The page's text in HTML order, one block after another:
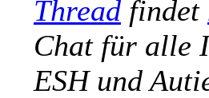
Thread findet
Chat für alle
ESH und